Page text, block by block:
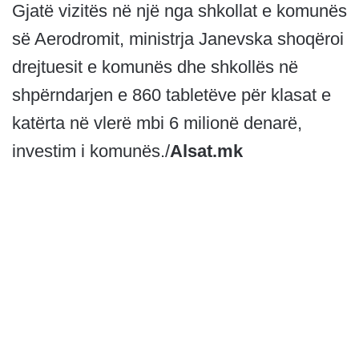
Gjatë vizitës në një nga shkollat e komunës
së Aerodromit, ministrja Janevska shoqëroi
drejtuesit e komunës dhe shkollës në
shpërndarjen e 860 tabletëve për klasat e
katërta në vlerë mbi 6 milionë denarë,
investim i komunës./Alsat.mk